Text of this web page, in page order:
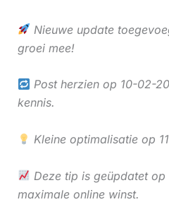
Nieuwe update
groei mee!
Post herzien op 10-02-
kennis.
Kleine optimalisatie op
Deze tip is geüpdatet
maximale online winst.